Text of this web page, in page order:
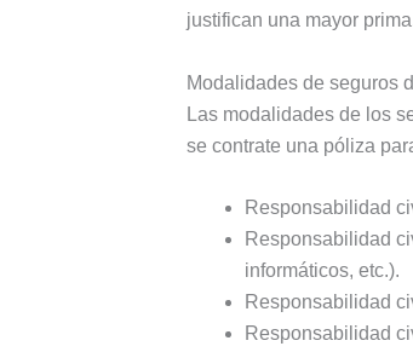
justifican una mayor
Modalidades de seguros
Las modalidades de los
se contrate una póliza
Responsabilidad
Responsabilidad
informáticos, etc.).
Responsabilidad
Responsabilidad